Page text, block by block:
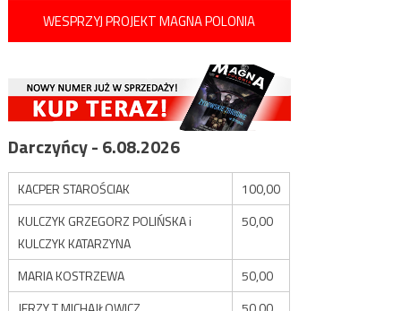
WESPRZYJ PROJEKT MAGNA POLONIA
Darczyńcy - 6.08.2026
KACPER STAROŚCIAK
100,00
KULCZYK GRZEGORZ POLIŃSKA i
KULCZYK KATARZYNA
50,00
MARIA KOSTRZEWA
50,00